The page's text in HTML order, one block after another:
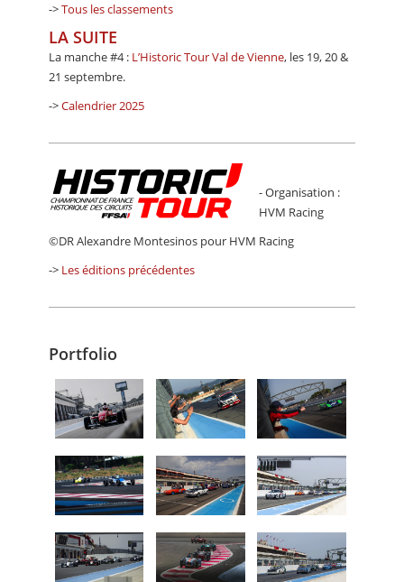
->Tous les classements
LA SUITE
La manche #4 : L’Historic Tour Val de Vienne, les 19, 20 &
21 septembre.
->Calendrier 2025
- Organisation :
HVM Racing
©DR Alexandre Montesinos pour HVM Racing
-> Les éditions précédentes
Portfolio